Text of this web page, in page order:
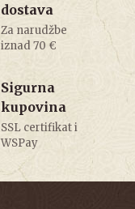
dostava
Za narudžbe
iznad 70 €
Sigurna
kupovina
SSL certifikat i
WSPay